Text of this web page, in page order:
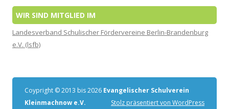
WIR SIND MITGLIED IM
Landesverband Schulischer Fördervereine Berlin-Brandenburg
e.V. (lsfb)
Coypright © 2013 bis 2026 Evangelischer Schulverein
Kleinmachnow e.V.
Stolz präsentiert von WordPress